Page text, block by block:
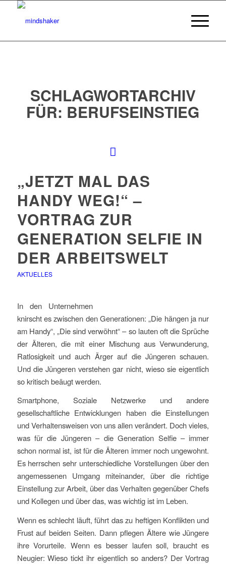
SCHLAGWORTARCHIV
FÜR: BERUFSEINSTIEG
„JETZT MAL DAS
HANDY WEG!“ –
VORTRAG ZUR
GENERATION SELFIE IN
DER ARBEITSWELT
AKTUELLES
In den Unternehmen
knirscht es zwischen den Generationen: „Die hängen ja nur
am Handy“, „Die sind verwöhnt“ – so lauten oft die Sprüche
der Älteren, die mit einer Mischung aus Verwunderung,
Ratlosigkeit und auch Ärger auf die Jüngeren schauen.
Und die Jüngeren verstehen gar nicht, wieso sie eigentlich
so kritisch beäugt werden.
Smartphone, Soziale Netzwerke und andere
gesellschaftliche Entwicklungen haben die Einstellungen
und Verhaltensweisen von uns allen verändert. Doch vieles,
was für die Jüngeren – die Generation Selfie – immer
schon normal ist, ist für die Älteren immer noch ungewohnt.
Es herrschen sehr unterschiedliche Vorstellungen über den
angemessenen Umgang miteinander, über die richtige
Einstellung zur Arbeit, über das Verhalten gegenüber Chefs
und Kollegen und über das, was wichtig ist im Leben.
Wenn es schlecht läuft, führt das zu heftigen Konflikten und
Frust auf beiden Seiten. Dann pflegen Ältere wie Jüngere
ihre Vorurteile. Wenn es besser laufen soll, braucht es
Neugier: Wieso tickt ihr eigentlich so anders? Der Vortrag